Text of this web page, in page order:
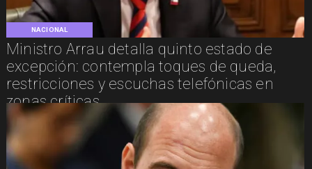
NACIONAL
Ministro Arrau detalla quinto estado de
excepción: contempla toques de queda,
restricciones y escuchas telefónicas en
zonas críticas